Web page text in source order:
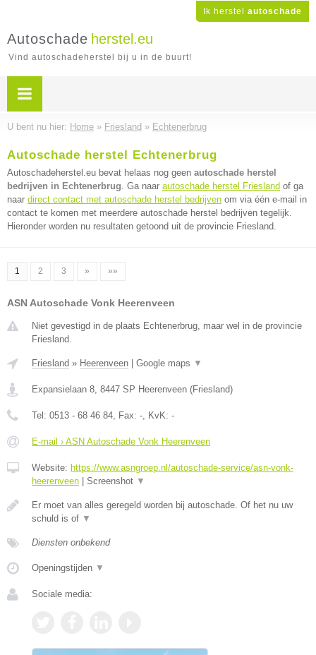
Ik herstel autoschade
Autoschade herstel.eu
Vind autoschadeherstel bij u in de buurt!
U bent nu hier: Home » Friesland » Echtenerbrug
Autoschade herstel Echtenerbrug
Autoschadeherstel.eu bevat helaas nog geen autoschade herstel
bedrijven in Echtenerbrug. Ga naar autoschade herstel Friesland of ga
naar direct contact met autoschade herstel bedrijven om via één e-mail in
contact te komen met meerdere autoschade herstel bedrijven tegelijk.
Hieronder worden nu resultaten getoond uit de provincie Friesland.
1 2 3 » »»
ASN Autoschade Vonk Heerenveen
Niet gevestigd in de plaats Echtenerbrug, maar wel in de provincie
Friesland.
Friesland » Heerenveen Google maps ▼
Expansielaan 8, 8447 SP Heerenveen (Friesland)
Tel: 0513 - 68 46 84, Fax: -, KvK: -
E-mail › ASN Autoschade Vonk Heerenveen
Website: https://www.asngroep.nl/autoschade-service/asn-vonk-
heerenveen
Screenshot ▼
Er moet van alles geregeld worden bij autoschade. Of het nu uw
schuld is of ▼
Diensten onbekend
Openingstijden ▼
Sociale media: